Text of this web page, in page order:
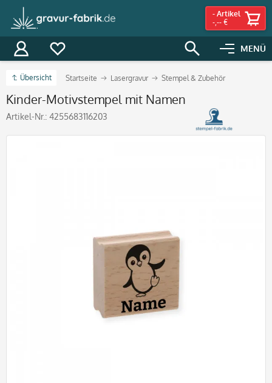
MENÜ
- Artikel
-,-- €
Übersicht Startseite Lasergravur Stempel & Zubehör
Kinder-Motivstempel mit Namen
Artikel-Nr.: 4255683116203